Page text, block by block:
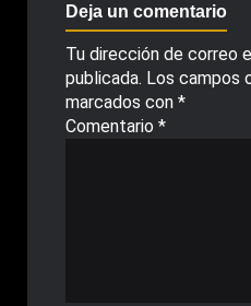
Deja un comentario
Tu dirección de correo
publicada. Los campos
marcados con *
Comentario *